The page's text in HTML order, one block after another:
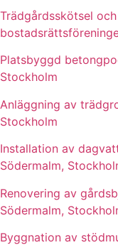
Trädgårdsskötsel
Platsbyggd
Stockholm
Anläggning av
Stockholm
Installation av
Södermalm,
Renovering av
Södermalm,
Byggnation av